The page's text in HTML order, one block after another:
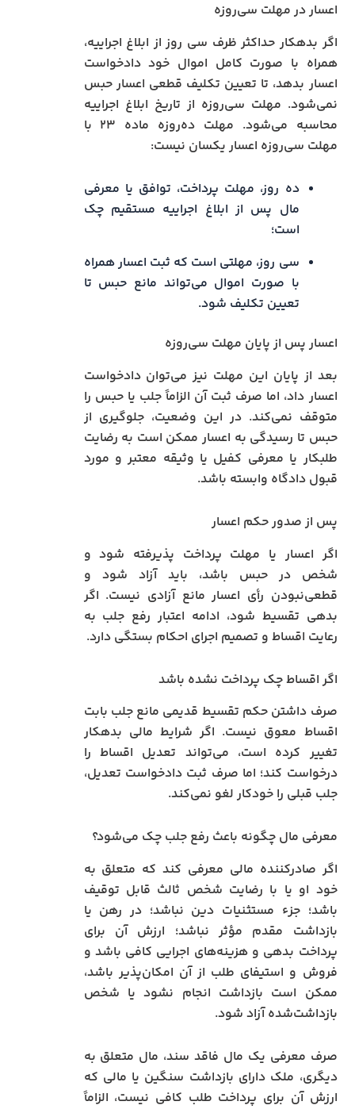
اعسار در مهلت سی‌روزه
اگر بدهکار حداکثر ظرف سی روز از ابلاغ اجراییه،
همراه با صورت کامل اموال خود دادخواست
اعسار بدهد، تا تعیین تکلیف قطعی اعسار حبس
نمی‌شود. مهلت سی‌روزه از تاریخ ابلاغ اجراییه
محاسبه می‌شود. مهلت ده‌روزه ماده ۲۳ با
مهلت سی‌روزه اعسار یکسان نیست:
ده روز، مهلت پرداخت، توافق یا معرفی
مال پس از ابلاغ اجراییه مستقیم چک
است؛
سی روز، مهلتی است که ثبت اعسار همراه
با صورت اموال می‌تواند مانع حبس تا
تعیین تکلیف شود.
اعسار پس از پایان مهلت سی‌روزه
بعد از پایان این مهلت نیز می‌توان دادخواست
اعسار داد، اما صرف ثبت آن الزاماً جلب یا حبس را
متوقف نمی‌کند. در این وضعیت، جلوگیری از
حبس تا رسیدگی به اعسار ممکن است به رضایت
طلبکار یا معرفی کفیل یا وثیقه معتبر و مورد
قبول دادگاه وابسته باشد.
پس از صدور حکم اعسار
اگر اعسار یا مهلت پرداخت پذیرفته شود و
شخص در حبس باشد، باید آزاد شود و
قطعی‌نبودن رأی اعسار مانع آزادی نیست. اگر
بدهی تقسیط شود، ادامه اعتبار رفع جلب به
رعایت اقساط و تصمیم اجرای احکام بستگی دارد.
اگر اقساط چک پرداخت نشده باشد
صرف داشتن حکم تقسیط قدیمی مانع جلب بابت
اقساط معوق نیست. اگر شرایط مالی بدهکار
تغییر کرده است، می‌تواند تعدیل اقساط را
درخواست کند؛ اما صرف ثبت دادخواست تعدیل،
جلب قبلی را خودکار لغو نمی‌کند.
معرفی مال چگونه باعث رفع جلب چک می‌شود؟
اگر صادرکننده مالی معرفی کند که متعلق به
خود او یا با رضایت شخص ثالث قابل توقیف
باشد؛ جزء مستثنیات دین نباشد؛ در رهن یا
بازداشت مقدم مؤثر نباشد؛ ارزش آن برای
پرداخت بدهی و هزینه‌های اجرایی کافی باشد و
فروش و استیفای طلب از آن امکان‌پذیر باشد،
ممکن است بازداشت انجام نشود یا شخص
بازداشت‌شده آزاد شود.
صرف معرفی یک مال فاقد سند، مال متعلق به
دیگری، ملک دارای بازداشت سنگین یا مالی که
ارزش آن برای پرداخت طلب کافی نیست، الزاماً